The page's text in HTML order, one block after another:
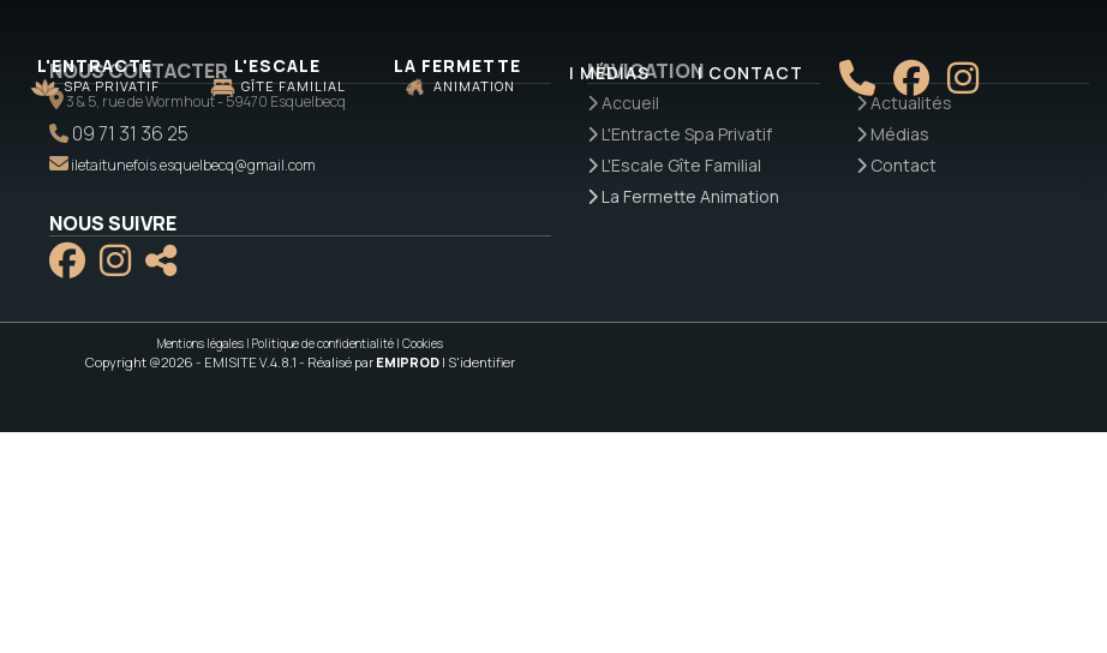
L'ENTRACTE
SPA PRIVATIF
L'ESCALE
GÎTE FAMILIAL
LA FERMETTE
ANIMATION
| MÉDIAS | CONTACT
NOUS CONTACTER
3 & 5, rue de Wormhout - 59470 Esquelbecq
09 71 31 36 25
iletaitunefois.esquelbecq@gmail.com
NOUS SUIVRE
NAVIGATION
Accueil
L'Entracte Spa Privatif
L'Escale Gîte Familial
La Fermette Animation
Actualités
Médias
Contact
Mentions légales | Politique de confidentialité | Cookies
Copyright @2026 - EMISITE V.4.8.1 - Réalisé par EMIPROD | S'identifier